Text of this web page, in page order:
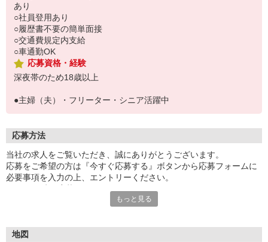
あり
○社員登用あり
○履歴書不要の簡単面接
○交通費規定内支給
○車通勤OK
応募資格・経験
深夜帯のため18歳以上
●主婦（夫）・フリーター・シニア活躍中
応募方法
当社の求人をご覧いただき、誠にありがとうございます。
応募をご希望の方は『今すぐ応募する』ボタンから応募フォームに
必要事項を入力の上、エントリーください。
号」など
もっと見る
地図